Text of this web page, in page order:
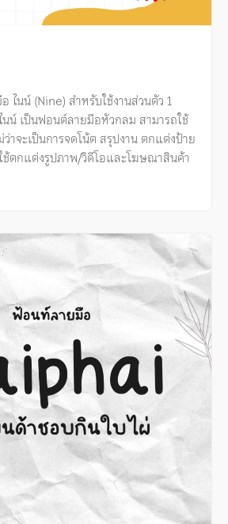
ไนน์ (Nine) สำหรับใช้งานส่วนตัว 1
น์ เป็นฟอนต์ลายมือหัวกลม สามารถใช้
าจะเป็นการจดโน้ต สรุปงาน ตกแต่งป้าย
ช้ตกแต่งรูปภาพ/วิดีโอและโฆษณาสินค้า